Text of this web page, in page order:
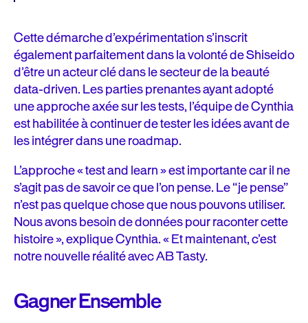
Cette démarche d’expérimentation s’inscrit
également parfaitement dans la volonté de Shiseido
d’être un acteur clé dans le secteur de la beauté
data-driven. Les parties prenantes ayant adopté
une approche axée sur les tests, l’équipe de Cynthia
est habilitée à continuer de tester les idées avant de
les intégrer dans une roadmap.
L’approche « test and learn » est importante car il ne
s’agit pas de savoir ce que l’on pense. Le “je pense”
n’est pas quelque chose que nous pouvons utiliser.
Nous avons besoin de données pour raconter cette
histoire », explique Cynthia. « Et maintenant, c’est
notre nouvelle réalité avec AB Tasty.
Gagner Ensemble